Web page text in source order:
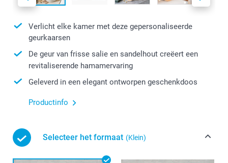
Verlicht elke kamer met deze gepersonaliseerde
geurkaarsen
De geur van frisse salie en sandelhout creëert een
revitaliserende hamamervaring
Geleverd in een elegant ontworpen geschenkdoos
Productinfo
Selecteer het formaat (Klein)